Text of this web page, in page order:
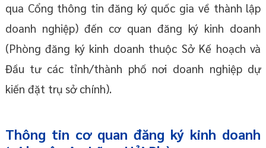
qua Cổng thông tin đăng ký quốc gia về thành lập
doanh nghiệp) đến cơ quan đăng ký kinh doanh
(Phòng đăng ký kinh doanh thuộc Sở Kế hoạch và
Đầu tư các tỉnh/thành phố nơi doanh nghiệp dự
kiến đặt trụ sở chính).
Thông tin cơ quan đăng ký kinh doanh